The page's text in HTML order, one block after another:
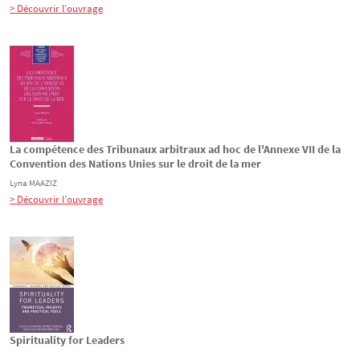
> Découvrir l’ouvrage
La compétence des Tribunaux arbitraux ad hoc de l'Annexe VII de la
Convention des Nations Unies sur le droit de la mer
Lyna MAAZIZ
> Découvrir l’ouvrage
Spirituality for Leaders